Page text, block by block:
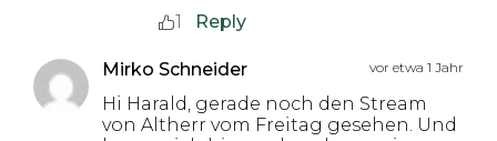
1
Reply
Mirko Schneider vor etwa 1 Jahr
Hi Harald, gerade noch den Stream
von Altherr vom Freitag gesehen. Und